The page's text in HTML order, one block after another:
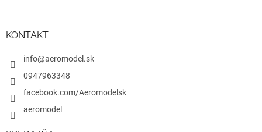
KONTAKT
info@aeromodel.sk
0947963348
facebook.com/Aeromodelsk
aeromodel